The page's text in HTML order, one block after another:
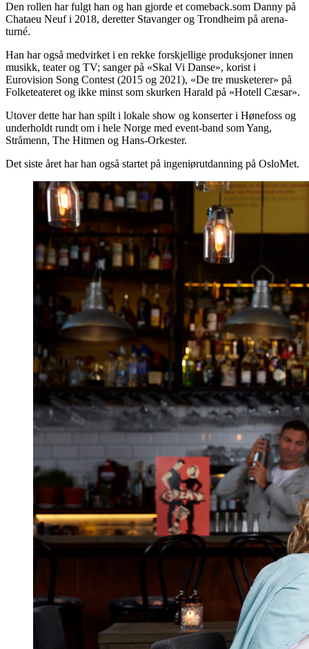
Den rollen har fulgt han og han gjorde et comeback.som Danny på
Chataeu Neuf i 2018, deretter Stavanger og Trondheim på arena-
turné.
Han har også medvirket i en rekke forskjellige produksjoner innen
musikk, teater og TV; sanger på «Skal Vi Danse», korist i
Eurovision Song Contest (2015 og 2021), «De tre musketerer» på
Folketeateret og ikke minst som skurken Harald på «Hotell Cæsar».
Utover dette har han spilt i lokale show og konserter i Hønefoss og
underholdt rundt om i hele Norge med event-band som Yang,
Stråmenn, The Hitmen og Hans-Orkester.
Det siste året har han også startet på ingeniørutdanning på OsloMet.